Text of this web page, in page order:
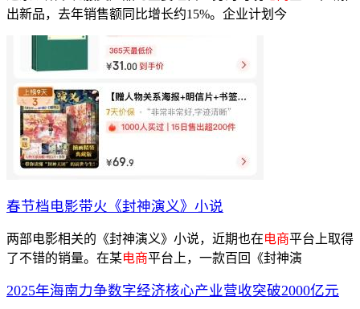
出新品，去年销售额同比增长约15%。企业计划今
春节档电影带火《封神演义》小说
两部电影相关的《封神演义》小说，近期也在电商平台上取得
了不错的销量。在某电商平台上，一款百回《封神演
2025年海南力争数字经济核心产业营收突破2000亿元